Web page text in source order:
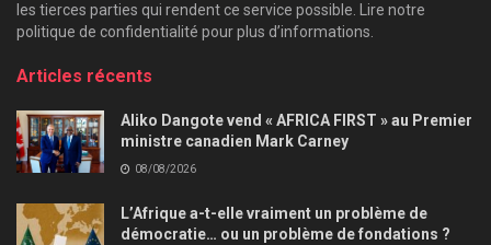
les tierces parties qui rendent ce service possible. Lire notre
politique de confidentialité pour plus d’informations.
Articles récents
Aliko Dangote vend « AFRICA FIRST » au Premier
ministre canadien Mark Carney
08/08/2026
L’Afrique a-t-elle vraiment un problème de
démocratie… ou un problème de fondations ?